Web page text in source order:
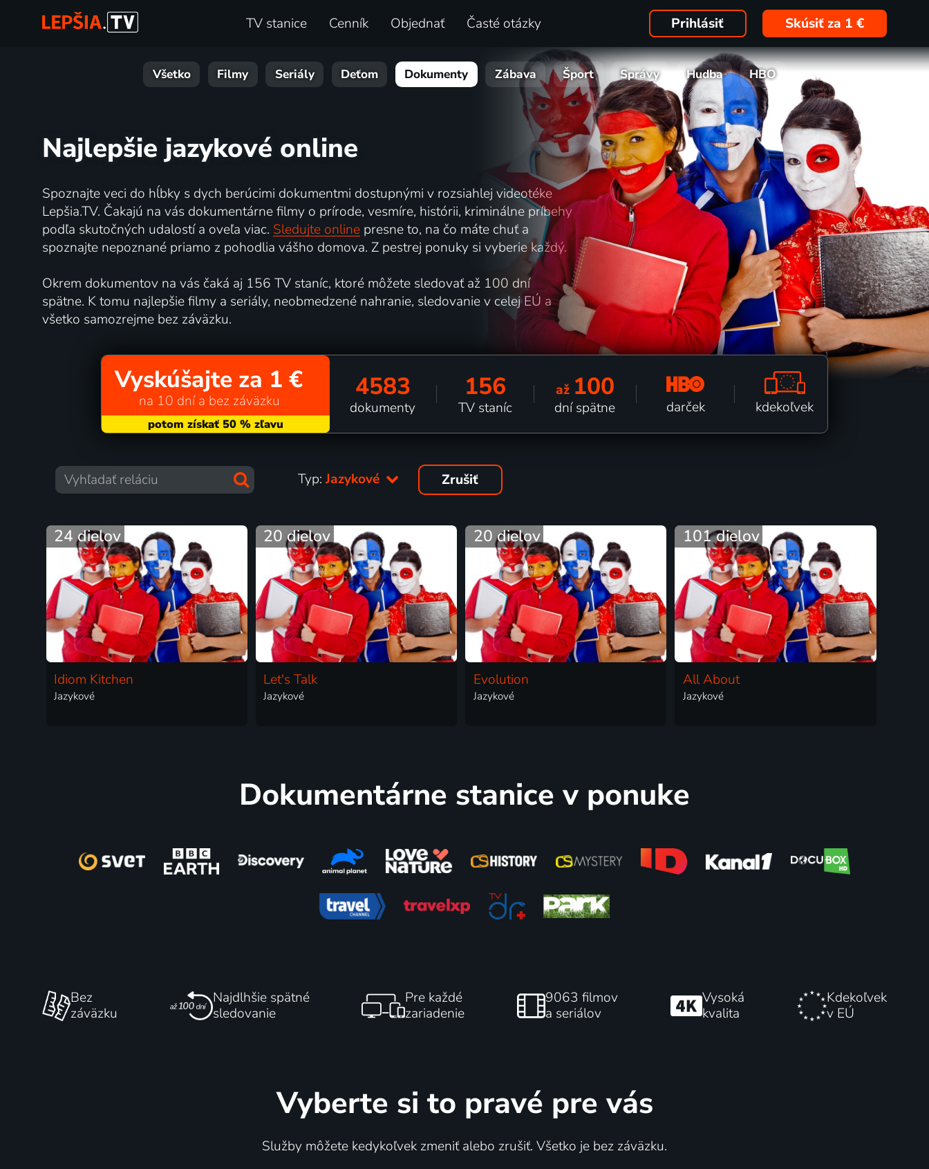
TV stanice Cenník Objednať Časté otázky Prihlásiť Skúsiť za 1 €
Všetko Filmy Seriály Deťom Dokumenty Zábava Šport Správy Hudba HBO
Najlepšie jazykové online
Spoznajte veci do hĺbky s dych berúcimi dokumentmi dostupnými v rozsiahlej videotéke
Lepšia.TV. Čakajú na vás dokumentárne filmy o prírode, vesmíre, histórii, kriminálne príbehy
podľa skutočných udalostí a oveľa viac. Sledujte onlinepresne to, na čo máte chuť a
spoznajte nepoznané priamo z pohodlia vášho domova. Z pestrej ponuky si vyberie každý.
Okrem dokumentov na vás čaká aj 156 TV staníc, ktoré môžete sledovať až 100 dní
spätne. K tomu najlepšie filmy a seriály, neobmedzené nahranie, sledovanie v celej EÚ a
všetko samozrejme bez záväzku.
Vyskúšajte za 1 €
na 10 dní a bez záväzku 4583
dokumenty
156
TV staníc
až 100
dní spätne darček kdekoľvek
Typ:Jazykové Zrušiť
24 dielov
Idiom Kitchen
Jazykové
20 dielov
Let's Talk
Jazykové
20 dielov
Evolution
Jazykové
101 dielov
All About
Jazykové
Dokumentárne stanice v ponuke
Bez
záväzku
Najdlhšie spätné
sledovanie
Pre každé
zariadenie
9063 filmov
a seriálov
Vysoká
kvalita
Kdekoľvek
v EÚ
Vyberte si to pravé pre vás
Služby môžete kedykoľvek zmeniť alebo zrušiť. Všetko je bez záväzku.